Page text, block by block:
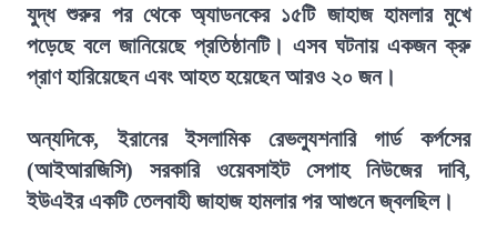
যুদ্ধ শুরুর পর থেকে অ্যাডনকের ১৫টি জাহাজ হামলার মুখে
পড়েছে বলে জানিয়েছে প্রতিষ্ঠানটি। এসব ঘটনায় একজন ক্রু
প্রাণ হারিয়েছেন এবং আহত হয়েছেন আরও ২০ জন।
অন্যদিকে, ইরানের ইসলামিক রেভল্যুশনারি গার্ড কর্পসের
(আইআরজিসি) সরকারি ওয়েবসাইট সেপাহ নিউজের দাবি,
ইউএইর একটি তেলবাহী জাহাজ হামলার পর আগুনে জ্বলছিল।